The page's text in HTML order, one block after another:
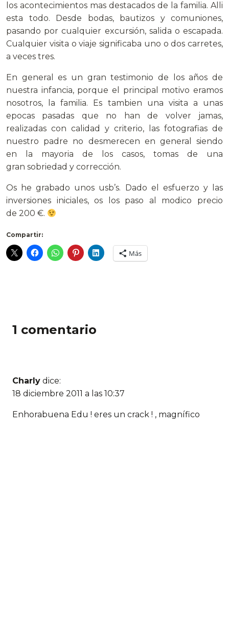
los acontecimientos mas destacados de la familia. Alli
esta todo. Desde bodas, bautizos y comuniones,
pasando por cualquier excursión, salida o escapada.
Cualquier visita o viaje significaba uno o dos carretes,
a veces tres.
En general es un gran testimonio de los años de
nuestra infancia, porque el principal motivo eramos
nosotros, la familia. Es tambien una visita a unas
epocas pasadas que no han de volver jamas,
realizadas con calidad y criterio, las fotografias de
nuestro padre no desmerecen en general siendo
en la mayoria de los casos, tomas de una
gran sobriedad y corrección.
Os he grabado unos usb’s. Dado el esfuerzo y las
inversiones iniciales, os los paso al modico precio
de 200 €.
Compartir:
Más
1 comentario
Charly dice:
18 diciembre 2011 a las 10:37
Enhorabuena Edu ! eres un crack ! , magnífico